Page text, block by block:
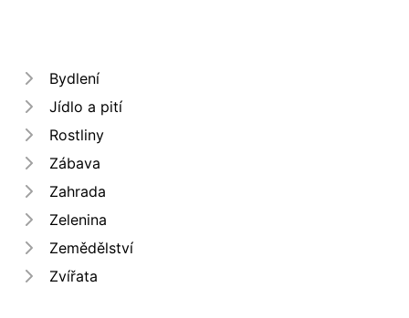
Bydlení
Jídlo a pití
Rostliny
Zábava
Zahrada
Zelenina
Zemědělství
Zvířata